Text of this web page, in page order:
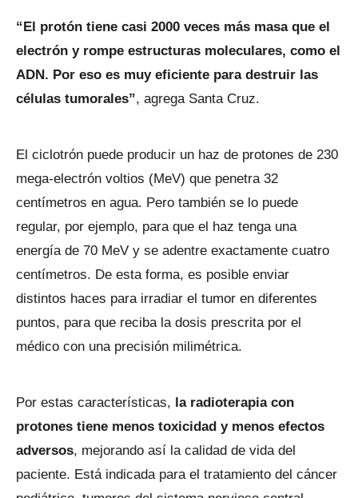
“El protón tiene casi 2000 veces más masa que el
electrón y rompe estructuras moleculares, como el
ADN. Por eso es muy eficiente para destruir las
células tumorales”, agrega Santa Cruz.
El ciclotrón puede producir un haz de protones de 230
mega-electrón voltios (MeV) que penetra 32
centímetros en agua. Pero también se lo puede
regular, por ejemplo, para que el haz tenga una
energía de 70 MeV y se adentre exactamente cuatro
centímetros. De esta forma, es posible enviar
distintos haces para irradiar el tumor en diferentes
puntos, para que reciba la dosis prescrita por el
médico con una precisión milimétrica.
Por estas características, la radioterapia con
protones tiene menos toxicidad y menos efectos
adversos, mejorando así la calidad de vida del
paciente. Está indicada para el tratamiento del cáncer